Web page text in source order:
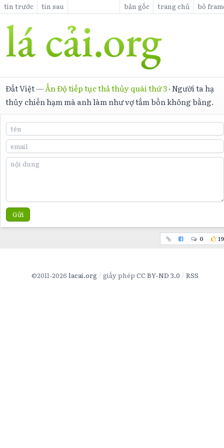
tin trước tin sau bản gốc trang chủ bỏ
Đất Việt—Ấn Độ tiếp tục thả thủy quái thứ 3·Người ta hạ
thủy chiến hạm mà anh làm như vợ tắm bồn không bằng.
Gửi
0
©2011-2026 lacai.org giấy phép CC BY-ND 3.0 RSS